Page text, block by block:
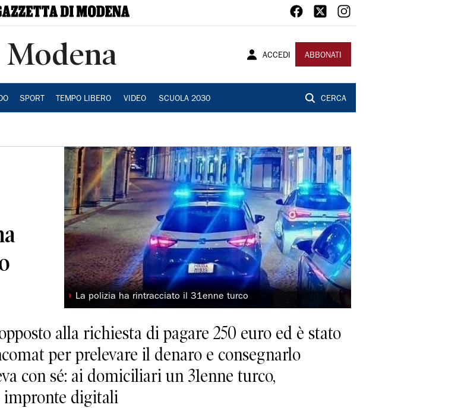
Modena ACCEDI ABBONATI
SPORT TEMPO LIBERO VIDEO SCUOLA 2030 CERCA
◗ La polizia ha rintracciato il 31enne turco
alla richiesta di pagare 250 euro ed è stato
per prelevare il denaro e consegnarlo
con sé: ai domiciliari un 31enne turco,
impronte digitali